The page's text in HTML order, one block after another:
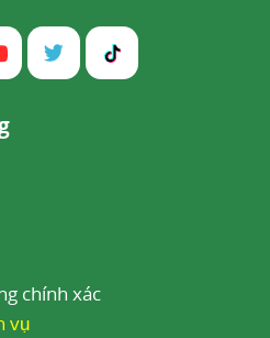
chính xác
vụ